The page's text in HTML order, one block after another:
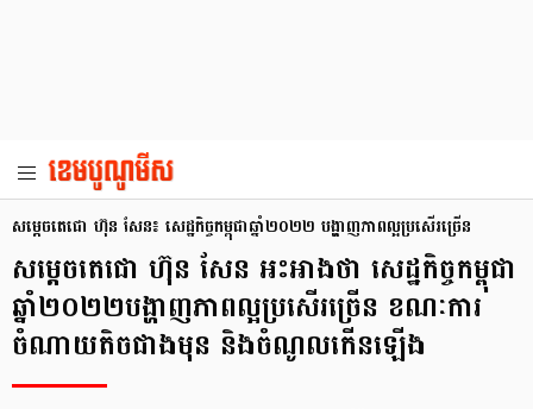
សម្ដេចតេជោ ហ៊ុន សែន៖ សេដ្ឋកិច្ចកម្ពុជាឆ្នាំ២០២២ បង្ហាញភាពល្អប្រសើរច្រើន
សម្ដេចតេជោ ហ៊ុន សែន អះអាងថា សេដ្ឋកិច្ចកម្ពុជា
ឆ្នាំ២០២២បង្ហាញភាពល្អប្រសើរច្រើន ខណៈការ
ចំណាយតិចជាងមុន និងចំណូលកើនឡើង